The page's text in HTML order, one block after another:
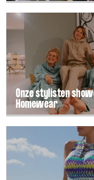
Onze stylisten
Homewear